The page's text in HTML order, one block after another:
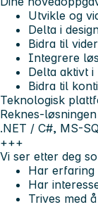
Utvikle og
Delta i
Bidra til
Integrere
Delta aktivt
Bidra til
Teknologisk
Reknes-
.NET / C#, MS-
+++
Vi ser etter deg
Har erfaring
Har
Trives med